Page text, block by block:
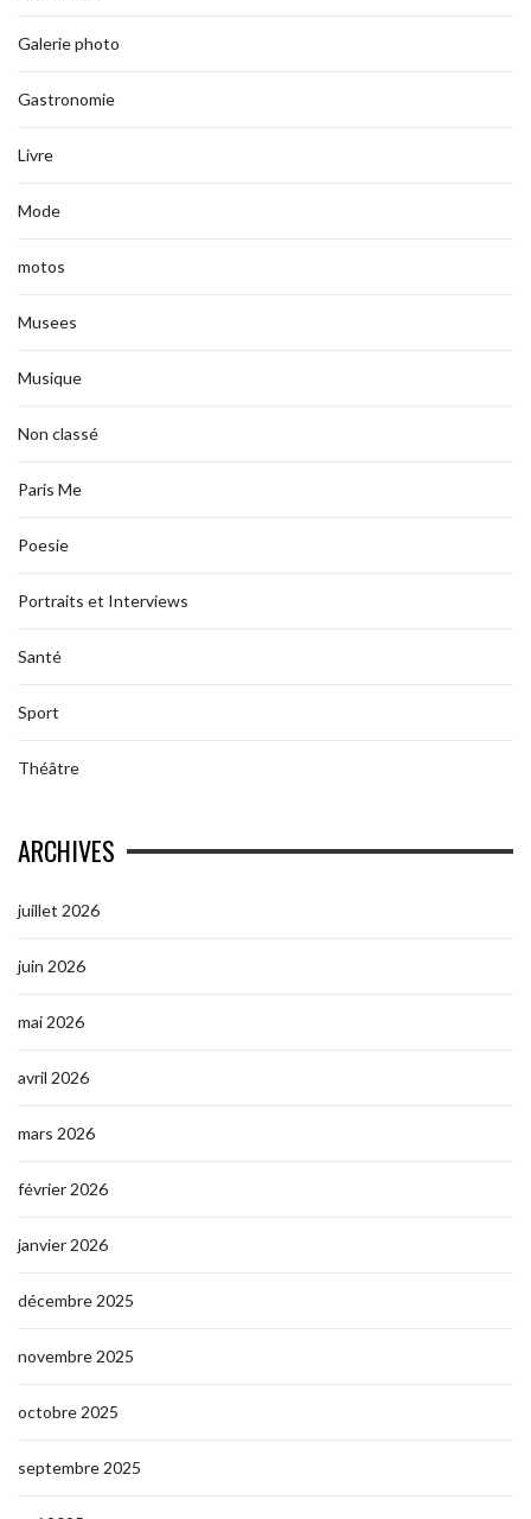
Galerie photo
Gastronomie
Livre
Mode
motos
Musees
Musique
Non classé
Paris Me
Poesie
Portraits et Interviews
Santé
Sport
Théâtre
ARCHIVES
juillet 2026
juin 2026
mai 2026
avril 2026
mars 2026
février 2026
janvier 2026
décembre 2025
novembre 2025
octobre 2025
septembre 2025